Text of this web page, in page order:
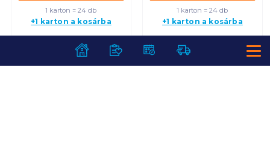
1 karton = 24 db
+1 karton a kosárba
1 karton = 24 db
+1 karton a kosárba